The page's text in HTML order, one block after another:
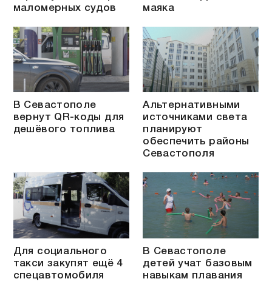
маломерных судов
маяка
В Севастополе
вернут QR-коды для
дешёвого топлива
Альтернативными
источниками света
планируют
обеспечить районы
Севастополя
Для социального
такси закупят ещё 4
спецавтомобиля
В Севастополе
детей учат базовым
навыкам плавания